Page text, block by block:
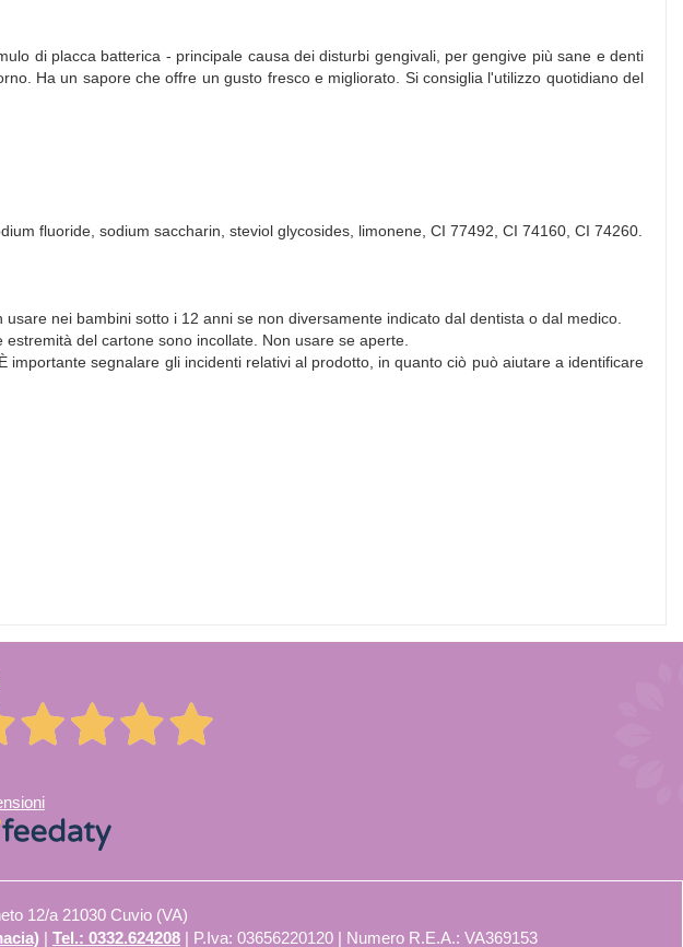
di placca batterica - principale causa dei disturbi gengivali, per gengive più sane e denti
Ha un sapore che offre un gusto fresco e migliorato. Si consiglia l'utilizzo quotidiano del
fluoride, sodium saccharin, steviol glycosides, limonene, CI 77492, CI 74160, CI 74260.
nei bambini sotto i 12 anni se non diversamente indicato dal dentista o dal medico.
del cartone sono incollate. Non usare se aperte.
segnalare gli incidenti relativi al prodotto, in quanto ciò può aiutare a identificare
12/a 21030 Cuvio (VA)
| Tel.: 0332.624208 | P.Iva: 03656220120 | Numero R.E.A.: VA369153